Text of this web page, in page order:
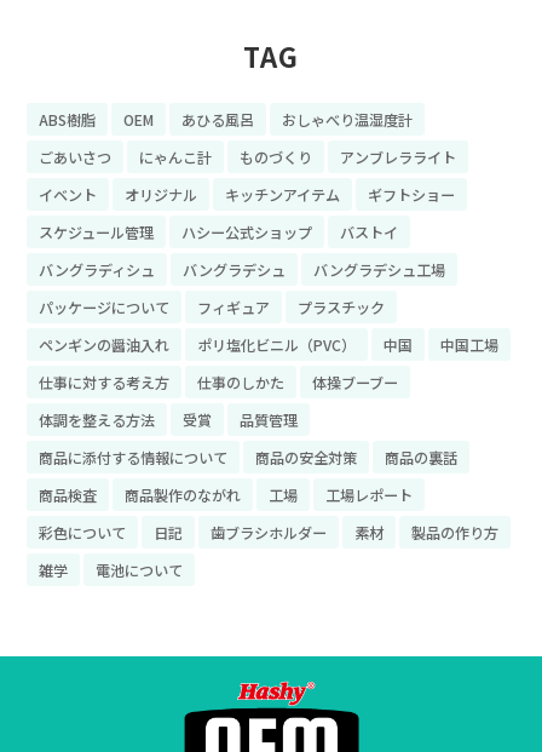
TAG
ABS樹脂 OEM あひる風呂
おしゃべり温湿度計
ごあいさつ
にゃんこ計 ものづくり
アンブレラライト
イベント
オリジナル キッチンアイテム
ギフトショー
スケジュール管理
ハシー公式ショップ
バストイ
バングラディシュ
バングラデシュ
バングラデシュ工場
パッケージについて
フィギュア
プラスチック
ペンギンの醤油入れ
ポリ塩化ビニル（PVC） 中国
中国工場
仕事に対する考え方
仕事のしかた
体操ブーブー
体調を整える方法
受賞
品質管理
商品に添付する情報について
商品の安全対策
商品の裏話
商品検査
商品製作のながれ 工場
工場レポート
彩色について
日記 歯ブラシホルダー 素材
製品の作り方
雑学
電池について